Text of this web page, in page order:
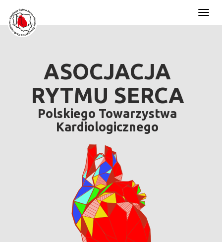
ASOCJACJA
RYTMU SERCA
Polskiego Towarzystwa
Kardiologicznego